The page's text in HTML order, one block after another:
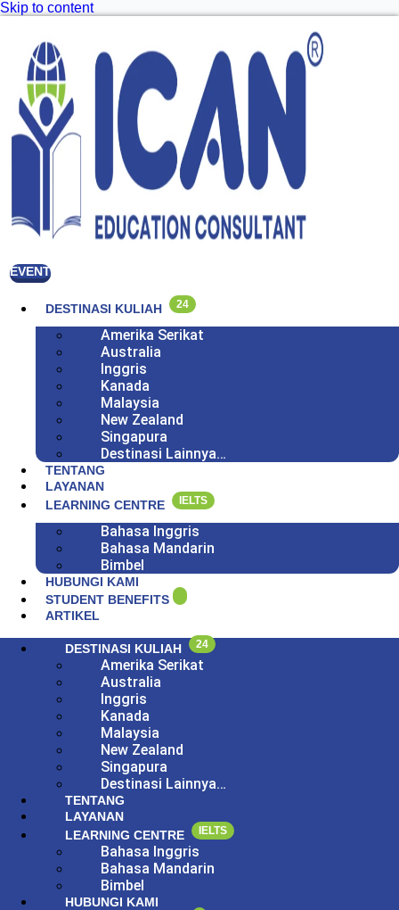
Skip to content
EVENT
DESTINASI KULIAH 24
Amerika Serikat
Australia
Inggris
Kanada
Malaysia
New Zealand
Singapura
Destinasi Lainnya…
TENTANG
LAYANAN
LEARNING CENTRE
IELTS
Bahasa Inggris
Bahasa Mandarin
Bimbel
HUBUNGI KAMI
STUDENT BENEFITS
ARTIKEL
DESTINASI KULIAH 24
Amerika Serikat
Australia
Inggris
Kanada
Malaysia
New Zealand
Singapura
Destinasi Lainnya…
TENTANG
LAYANAN
LEARNING CENTRE
IELTS
Bahasa Inggris
Bahasa Mandarin
Bimbel
HUBUNGI KAMI